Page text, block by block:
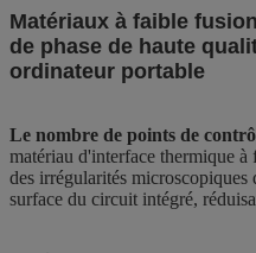
Matériaux à faible
de phase de haute
ordinateur portable
Le nombre de points de
matériau d'interface thermique
des irrégularités
surface du circuit intégré,